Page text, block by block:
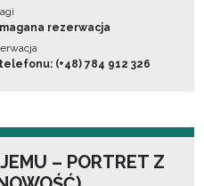
rezerwacja
(+48) 784 912 326
– PORTRET Z